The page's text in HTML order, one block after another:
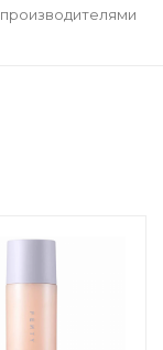
производителями